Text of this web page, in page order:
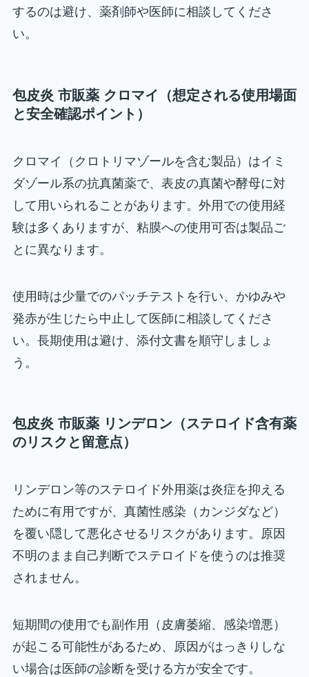
するのは避け、薬剤師や医師に相談してくださ
い。
包皮炎 市販薬 クロマイ（想定される使用場面
と安全確認ポイント）
クロマイ（クロトリマゾールを含む製品）はイミ
ダゾール系の抗真菌薬で、表皮の真菌や酵母に対
して用いられることがあります。外用での使用経
験は多くありますが、粘膜への使用可否は製品ご
とに異なります。
使用時は少量でのパッチテストを行い、かゆみや
発赤が生じたら中止して医師に相談してくださ
い。長期使用は避け、添付文書を順守しましょ
う。
包皮炎 市販薬 リンデロン（ステロイド含有薬
のリスクと留意点）
リンデロン等のステロイド外用薬は炎症を抑える
ために有用ですが、真菌性感染（カンジダなど）
を覆い隠して悪化させるリスクがあります。原因
不明のまま自己判断でステロイドを使うのは推奨
されません。
短期間の使用でも副作用（皮膚萎縮、感染増悪）
が起こる可能性があるため、原因がはっきりしな
い場合は医師の診断を受ける方が安全です。